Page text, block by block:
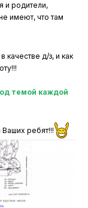
и родители,
имеют, что там
качестве д/з, и как
темой каждой
Ваших ребят!!!